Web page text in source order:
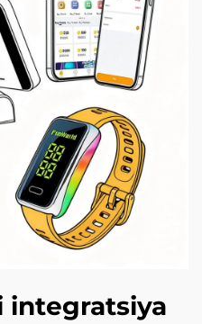
integratsiya